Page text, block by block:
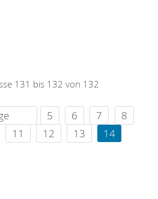
131 bis 132 von 132
5 6 7
8
11 12 13 14